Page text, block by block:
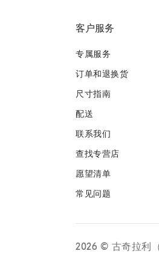
客户服务
专属服务
订单和退换货
尺寸指南
配送
联系我们
查找专营店
愿望清单
常见问题
2026 © 古奇拉利